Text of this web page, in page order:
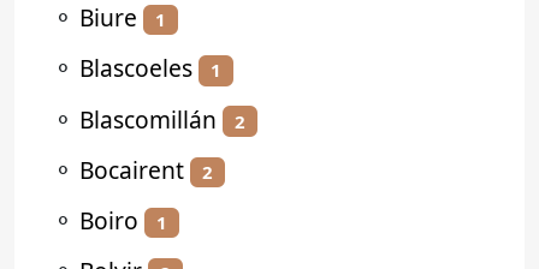
⚬ Biure 1
⚬ Blascoeles 1
⚬ Blascomillán 2
⚬ Bocairent 2
⚬ Boiro 1